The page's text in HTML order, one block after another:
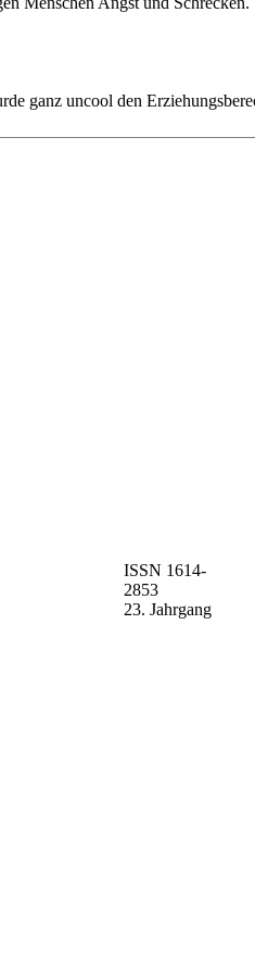
ganz uncool den
ISSN 1614-
2853
23. Jahrgang